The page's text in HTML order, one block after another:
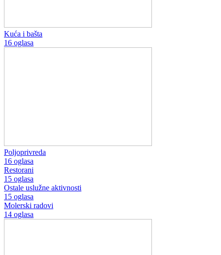
Kuća i bašta
16 oglasa
Poljoprivreda
16 oglasa
Restorani
15 oglasa
Ostale uslužne aktivnosti
15 oglasa
Molerski radovi
14 oglasa